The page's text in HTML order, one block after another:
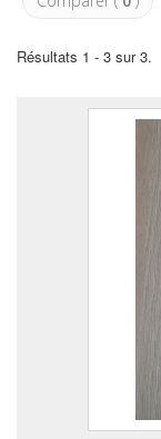
Résultats 1 - 3 sur 3.